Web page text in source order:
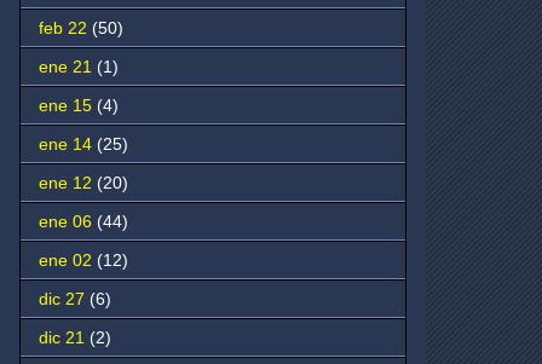
feb 22 (50)
ene 21 (1)
ene 15 (4)
ene 14 (25)
ene 12 (20)
ene 06 (44)
ene 02 (12)
dic 27 (6)
dic 21 (2)